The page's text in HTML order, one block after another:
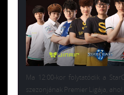
Ma 12:00-kor folytatódik a
szezonjának Premier Ligája,